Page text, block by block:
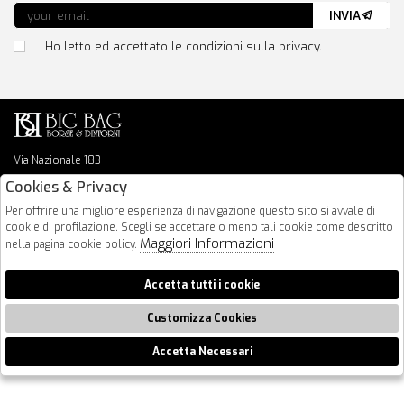
Via Nazionale 183
64026 Roseto Degli Abruzzi
info@bigbagshoponline.it
follow us
Ho letto ed accettato le condizioni sulla privacy.
INVIA
2026 BigBag - P.iva : 00916940679 Powered by
🍪
Cookies & Privacy
Per offrire una migliore esperienza di navigazione questo sito si avvale di
cookie di profilazione. Scegli se accettare o meno tali cookie come descritto
nella pagina cookie policy. Maggiori Informazioni
Accetta tutti i cookie
Customizza Cookies
Accetta Necessari